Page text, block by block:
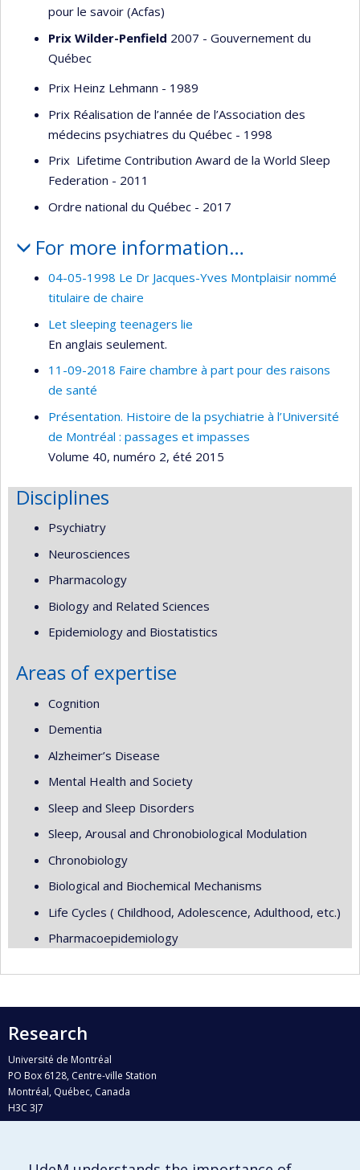
pour le savoir (Acfas)
Prix Wilder-Penfield 2007 - Gouvernement du
Québec
Prix Heinz Lehmann - 1989
Prix Réalisation de l’année de l’Association des
médecins psychiatres du Québec - 1998
Prix Lifetime Contribution Award de la World Sleep
Federation - 2011
Ordre national du Québec - 2017
For more information…
04-05-1998 Le Dr Jacques-Yves Montplaisir nommé
titulaire de chaire
Let sleeping teenagers lie
En anglais seulement.
11-09-2018 Faire chambre à part pour des raisons
de santé
Présentation. Histoire de la psychiatrie à l’Université
de Montréal : passages et impasses
Volume 40, numéro 2, été 2015
Disciplines
Psychiatry
Neurosciences
Pharmacology
Biology and Related Sciences
Epidemiology and Biostatistics
Areas of expertise
Cognition
Dementia
Alzheimer’s Disease
Mental Health and Society
Sleep and Sleep Disorders
Sleep, Arousal and Chronobiological Modulation
Chronobiology
Biological and Biochemical Mechanisms
Life Cycles ( Childhood, Adolescence, Adulthood, etc.)
Pharmacoepidemiology
Research
Université de Montréal
PO Box 6128, Centre-ville Station
Montréal, Québec, Canada
H3C 3J7